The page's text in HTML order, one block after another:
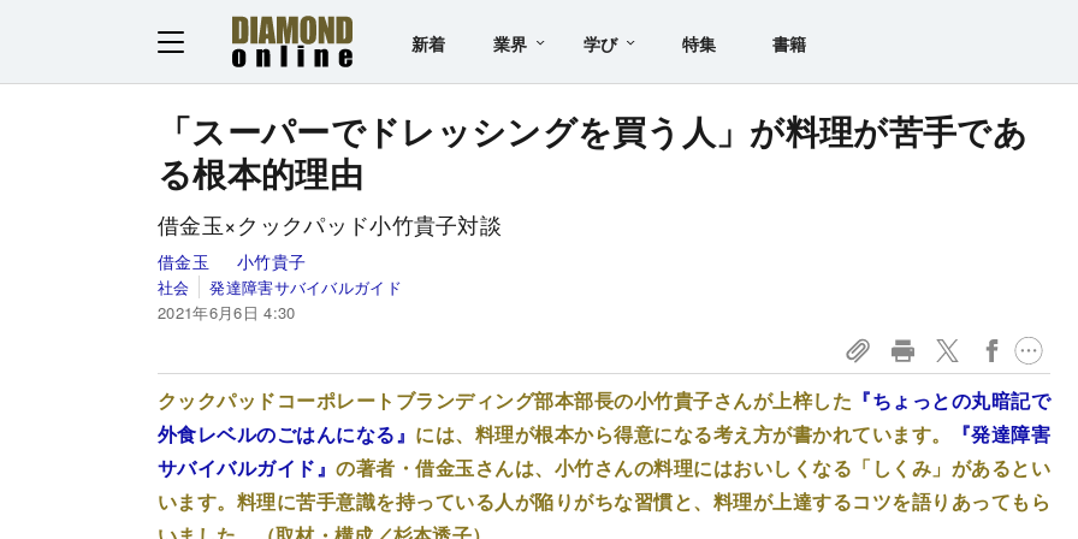
新着 業界 学び 特集 書籍
「スーパーでドレッシングを買う人」が料理が苦手であ
る根本的理由
借金玉×クックパッド小竹貴子対談
借金玉 小竹貴子
社会
発達障害サバイバルガイド
2021年6月6日 4:30
クックパッドコーポレートブランディング部本部長の小竹貴子さんが上梓した 『ちょっとの丸暗記で
外食レベルのごはんになる』 には、料理が根本から得意になる考え方が書かれています。
『発達障害
サバイバルガイド』の著者・借金玉さんは、小竹さんの料理にはおいしくなる「しくみ」があるとい
います。料理に苦手意識を持っている人が陥りがちな習慣と、料理が上達するコツを語りあってもら